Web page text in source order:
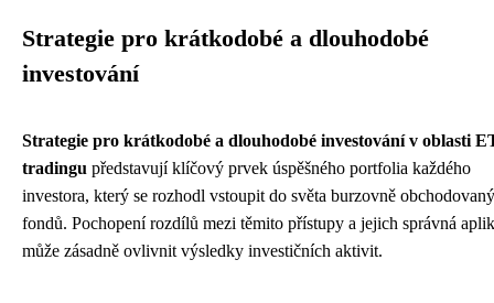
Strategie pro krátkodobé a dlouhodobé
investování
Strategie pro krátkodobé a dlouhodobé investování v oblasti
tradingu představují klíčový prvek úspěšného portfolia každého
investora, který se rozhodl vstoupit do světa burzovně
fondů. Pochopení rozdílů mezi těmito přístupy a jejich správná
může zásadně ovlivnit výsledky investičních aktivit.